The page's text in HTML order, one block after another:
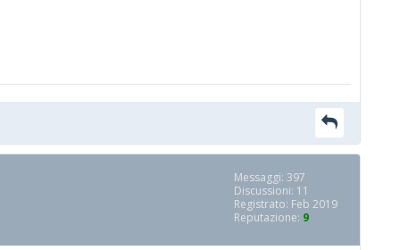
Messaggi: 397
Discussioni: 11
Registrato: Feb 2019
Reputazione: 9